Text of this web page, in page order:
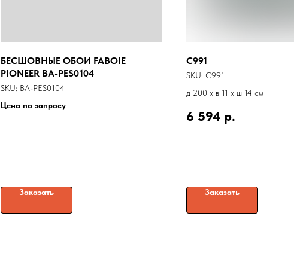
БЕСШОВНЫЕ ОБОИ FABOIE
PIONEER BA-PES0104
SKU: BA-PES0104
Цена по запросу
Заказать
C991
SKU: C991
д 200 x в 11 x ш 14 см
6 594 р.
Заказать